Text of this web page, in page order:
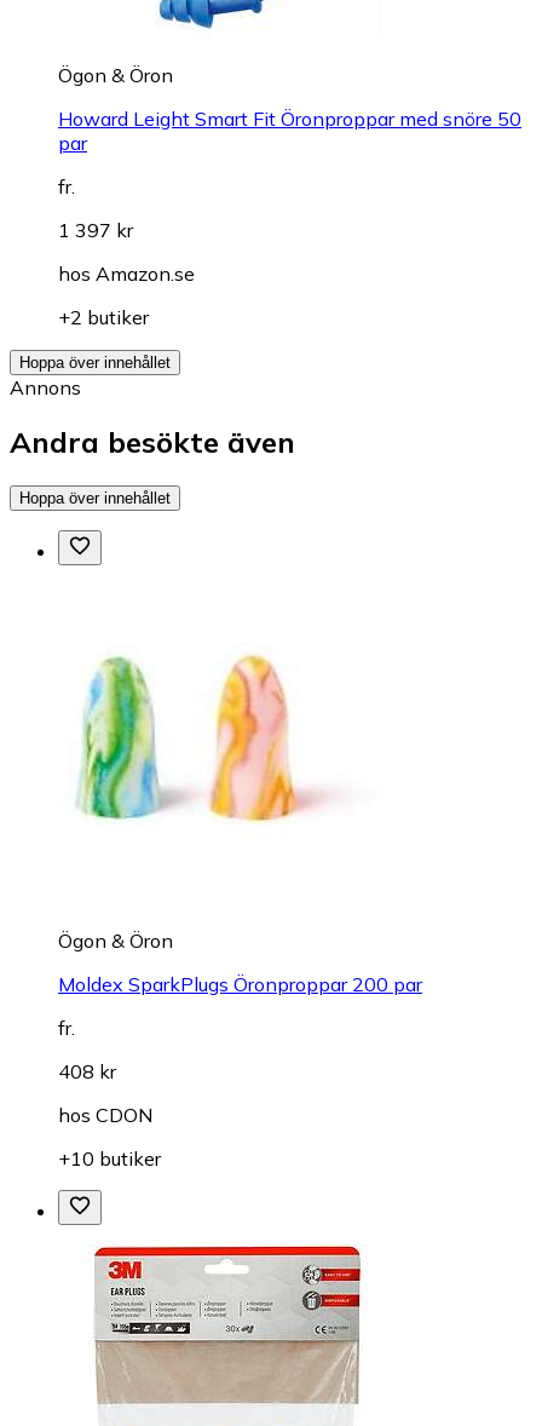
Ögon & Öron
Howard Leight Smart Fit Öronproppar med snöre 50
par
fr.
1 397 kr
hos Amazon.se
+2 butiker
Hoppa över innehållet
Annons
Andra besökte även
Hoppa över innehållet
Ögon & Öron
Moldex SparkPlugs Öronproppar 200 par
fr.
408 kr
hos CDON
+10 butiker